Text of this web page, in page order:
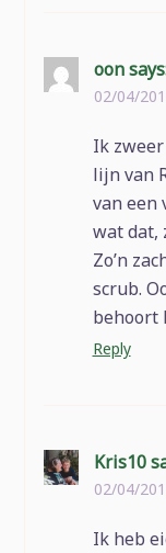
oon
02/04/
Ik
lijn van
van een
wat dat,
Zo’n
scrub.
behoort
Reply
Kris10
02/04/
Ik heb